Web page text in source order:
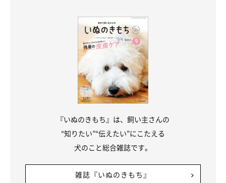
飼い主さんができる見守り方
『いぬのきもち』は、飼い主さんの
“知りたい”“伝えたい”にこたえる
犬のこと総合雑誌です。
雑誌『いぬのきもち』